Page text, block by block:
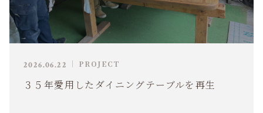
2026.06.22 PROJECT
３５年愛用したダイニングテーブルを再生